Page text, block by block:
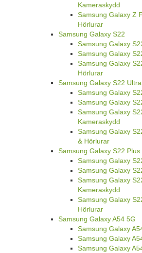
Kameraskydd
Samsung Galaxy Z
Hörlurar
Samsung Galaxy S22
Samsung Galaxy
Samsung Galaxy
Samsung Galaxy
Hörlurar
Samsung Galaxy S22 Ultra
Samsung Galaxy
Samsung Galaxy
Samsung Galaxy
Kameraskydd
Samsung Galaxy
& Hörlurar
Samsung Galaxy S22 Plus
Samsung Galaxy
Samsung Galaxy
Samsung Galaxy
Kameraskydd
Samsung Galaxy
Hörlurar
Samsung Galaxy A54 5G
Samsung Galaxy
Samsung Galaxy
Samsung Galaxy